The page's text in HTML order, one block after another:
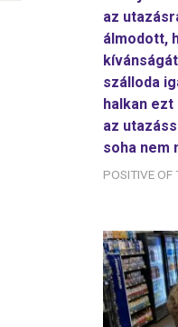
az
álmodott,
szálloda
halkan ezt
az
soha nem
POSITIVE OF